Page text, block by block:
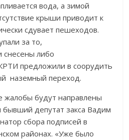
вода, а зимой
крыши приводит к
сдувает пешеходов.
за то,
либо
предложили в соорудить
наземный переход.
будут направлены
депутат закса Вадим
сбора подписей в
районах. «Уже было